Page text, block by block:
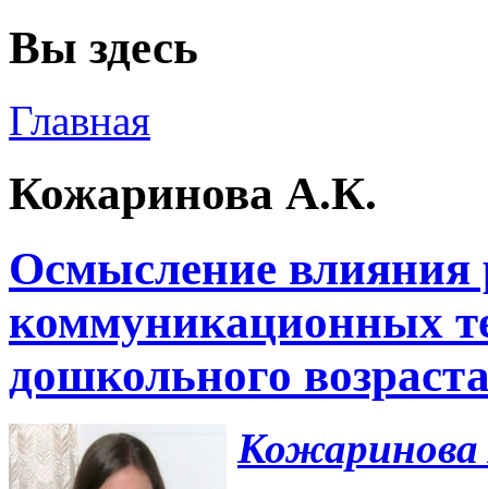
Вы здесь
Главная
Кожаринова А.К.
Осмысление влияния
коммуникационных
дошкольного